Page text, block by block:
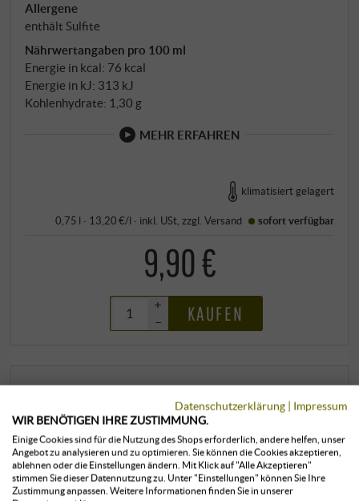
Allergene
enthält Sulfite
Nährwertangaben pro 100 ml
Energie in kcal: 76 kcal
Energie in kJ: 313 kJ
Kohlenhydrate: 1,30 g
MEHR ERFAHREN
klimatisiert gelagert
0,75 l · 13,20 €/l · inkl. USt , zzgl.Versand sofort verfügbar
9,90 €
+
–
KAUFEN
Datenschutzerklärung | Impressum
WIR BENÖTIGEN IHRE ZUSTIMMUNG.
Einige Cookies sind für die Nutzung des Shops erforderlich, andere helfen, unser
Angebot zu analysieren und zu optimieren. Sie können die Cookies akzeptieren,
ablehnen oder die Einstellungen ändern. Mit Klick auf "Alle Akzeptieren"
stimmen Sie dieser Datennutzung zu. Unter "Einstellungen" können Sie Ihre
Zustimmung anpassen. Weitere Informationen finden Sie in unserer